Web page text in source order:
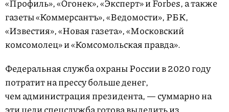
«Профиль», «Огонек», «Эксперт» и Forbes, а также
газеты «Коммерсантъ», «Ведомости», РБК,
«Известия», «Новая газета», «Московский
комсомолец» и «Комсомольская правда».
Федеральная служба охраны России в 2020 году
потратит на прессу больше денег,
чем администрация президента, — суммарно на